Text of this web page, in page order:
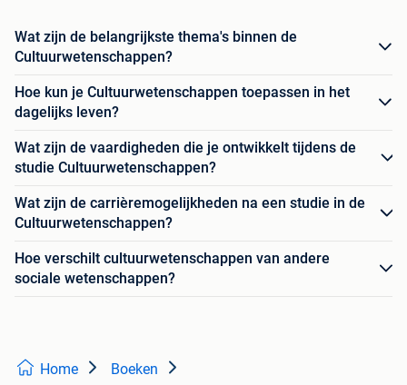
Wat zijn de belangrijkste thema's binnen de
Cultuurwetenschappen?
Hoe kun je Cultuurwetenschappen toepassen in het
dagelijks leven?
Wat zijn de vaardigheden die je ontwikkelt tijdens de
studie Cultuurwetenschappen?
Wat zijn de carrièremogelijkheden na een studie in de
Cultuurwetenschappen?
Hoe verschilt cultuurwetenschappen van andere
sociale wetenschappen?
Home Boeken